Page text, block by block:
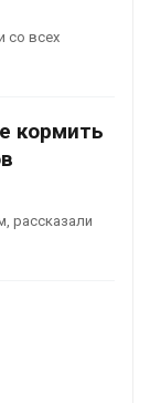
со всех
кормить
рассказали